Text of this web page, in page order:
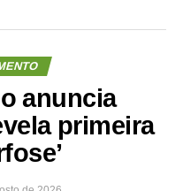
anuncia
primeira